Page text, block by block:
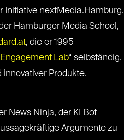
Initiative nextMedia.Hamburg.
Hamburger Media School,
, die er 1995
Lab“ selbständig.
Produkte.
News Ninja, der KI Bot
Argumente zu